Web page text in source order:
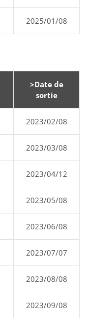
2025/01/08
>Date de
sortie
2023/02/08
2023/03/08
2023/04/12
2023/05/08
2023/06/08
2023/07/07
2023/08/08
2023/09/08